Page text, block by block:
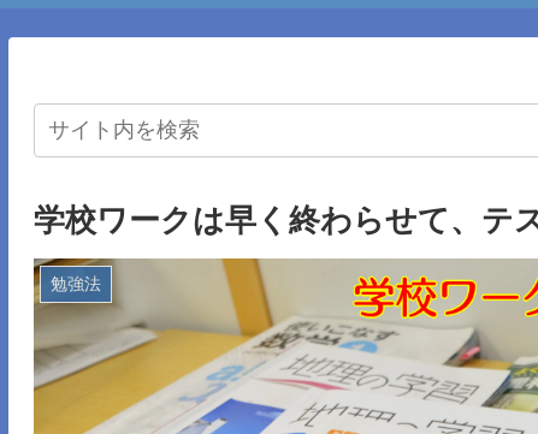
学校ワークは早く終わらせて、テ
勉強法